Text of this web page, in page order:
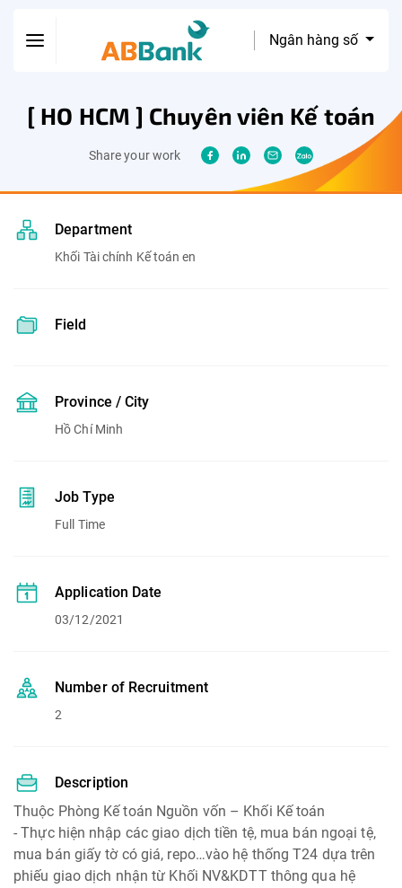
Ngân hàng số
[ HO HCM ] Chuyên viên Kế toán
Share your work
Department
Khối Tài chính Kế toán en
Field
Province / City
Hồ Chí Minh
Job Type
Full Time
Application Date
03/12/2021
Number of Recruitment
2
Description
Thuộc Phòng Kế toán Nguồn vốn – Khối Kế toán
- Thực hiện nhập các giao dịch tiền tệ, mua bán ngoại tệ,
mua bán giấy tờ có giá, repo…vào hệ thống T24 dựa trên
phiếu giao dịch nhận từ Khối NV&KDTT thông qua hệ